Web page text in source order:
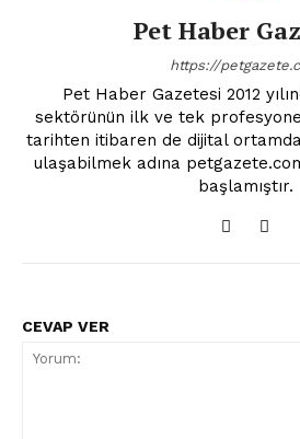
Pet Haber
https://
Pet Haber Gazetesi 2012
sektörünün ilk ve tek
tarihten itibaren de dijital
ulaşabilmek adına
başlamıştır.
CEVAP VER